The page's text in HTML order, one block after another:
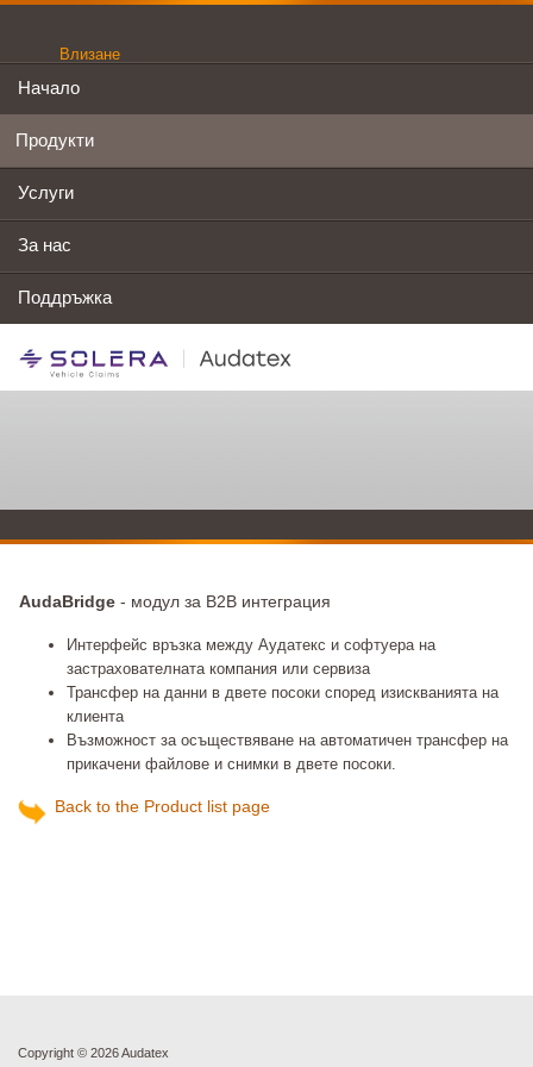
Влизане
Начало
Продукти
Услуги
За нас
Поддръжка
AudaBridge- модул за B2B интеграция
Интерфейс връзка между Аудатекс и софтуера на
застрахователната компания или сервиза
Трансфер на данни в двете посоки според изискванията на
клиента
Възможност за осъществяване на автоматичен трансфер на
прикачени файлове и снимки в двете посоки.
Back to the Product list page
Copyright © 2026 Audatex